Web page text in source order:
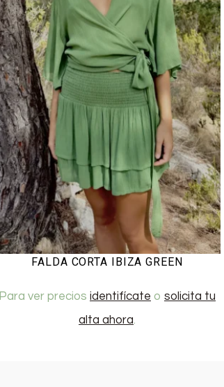
FALDA CORTA IBIZA GREEN
Para ver precios identifícate o solicita tu
alta ahora.